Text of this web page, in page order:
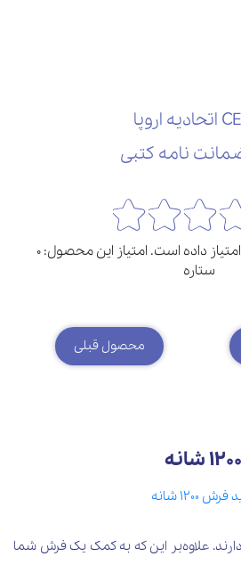
0 کاربر به این محصول امتیاز داده است. امتیاز این محصول: 0
ستاره
محصول قبلی
1200 شانه
علاوه‌بر این که به کمک یک فرش شما